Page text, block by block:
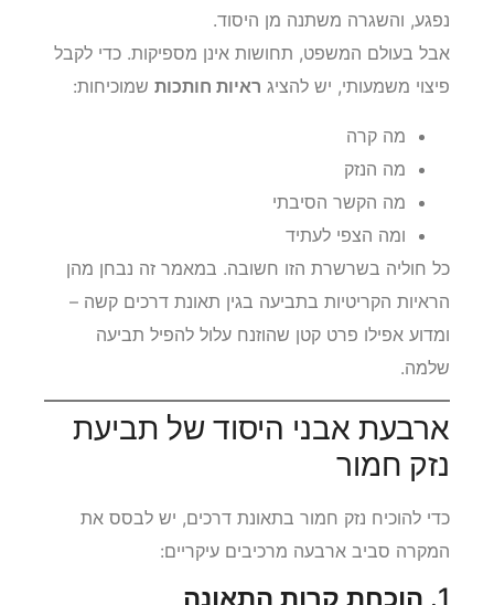
נפגע, והשגרה משתנה מן היסוד.
אבל בעולם המשפט, תחושות אינן מספיקות. כדי לקבל
פיצוי משמעותי, יש להציג ראיות חותכות שמוכיחות:
מה קרה
מה הנזק
מה הקשר הסיבתי
ומה הצפי לעתיד
כל חוליה בשרשרת הזו חשובה. במאמר זה נבחן מהן
הראיות הקריטיות בתביעה בגין תאונת דרכים קשה –
ומדוע אפילו פרט קטן שהוזנח עלול להפיל תביעה
שלמה.
ארבעת אבני היסוד של תביעת
נזק חמור
כדי להוכיח נזק חמור בתאונת דרכים, יש לבסס את
המקרה סביב ארבעה מרכיבים עיקריים:
1. הוכחת קרות התאונה